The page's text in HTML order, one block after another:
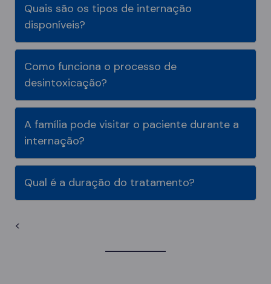
Quais são os tipos de internação
disponíveis?
Como funciona o processo de
desintoxicação?
A família pode visitar o paciente durante a
internação?
Qual é a duração do tratamento?
<